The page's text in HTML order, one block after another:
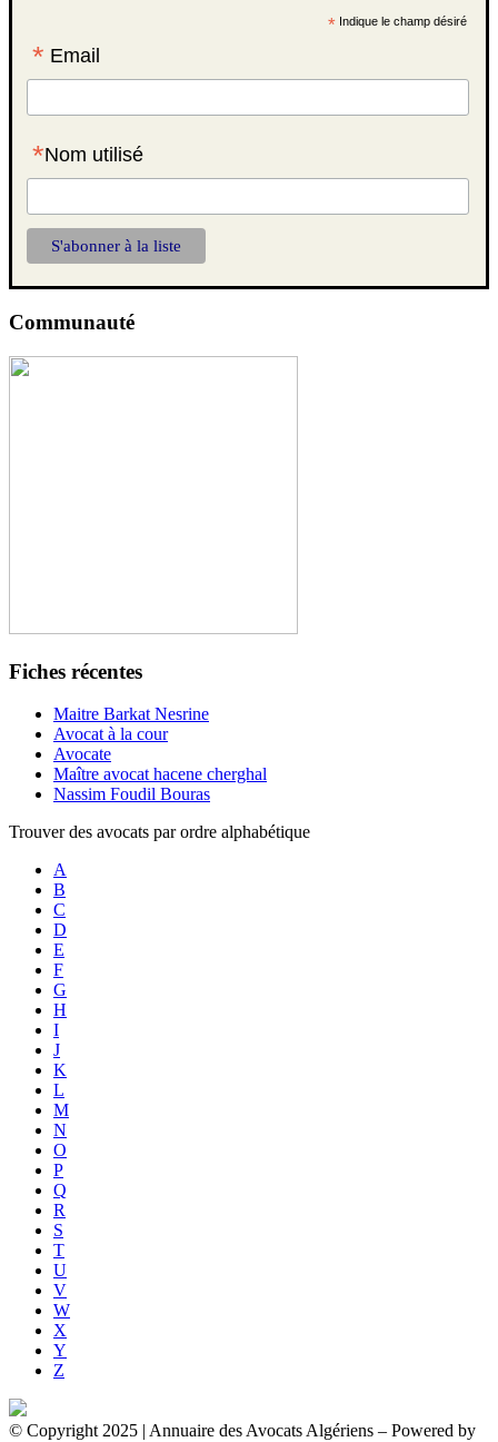
* Indique le champ désiré
* Email
*Nom utilisé
Communauté
Fiches récentes
Maitre Barkat Nesrine
Avocat à la cour
Avocate
Maître avocat hacene cherghal
Nassim Foudil Bouras
Trouver des avocats par ordre alphabétique
A
B
C
D
E
F
G
H
I
J
K
L
M
N
O
P
Q
R
S
T
U
V
W
X
Y
Z
© Copyright 2025 | Annuaire des Avocats Algériens – Powered by